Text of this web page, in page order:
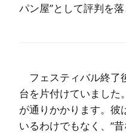
パン屋”として評判を
フェスティバル終了
台を片付けていました
が通りかかります。彼
いるわけでもなく、“